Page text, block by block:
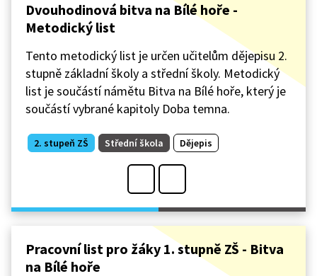
Dvouhodinová bitva na Bílé hoře -
Metodický list
Tento metodický list je určen učitelům dějepisu 2.
stupně základní školy a střední školy. Metodický
list je součástí námětu Bitva na Bílé hoře, který je
součástí vybrané kapitoly Doba temna.
2. stupeň ZŠ Střední škola Dějepis
Pracovní list pro žáky 1. stupně ZŠ - Bitva
na Bílé hoře